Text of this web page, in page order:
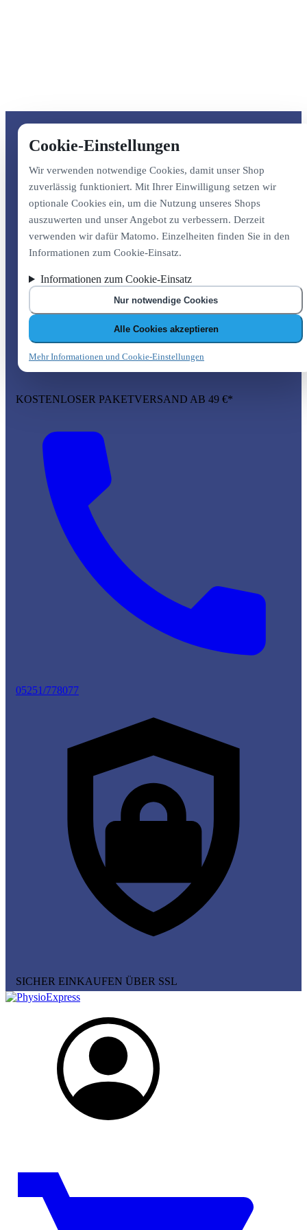
Cookie-Einstellungen
Wir verwenden notwendige Cookies, damit unser Shop
zuverlässig funktioniert. Mit Ihrer Einwilligung setzen wir
optionale Cookies ein, um die Nutzung unseres Shops
auszuwerten und unser Angebot zu verbessern. Derzeit
verwenden wir dafür Matomo. Einzelheiten finden Sie in den
Informationen zum Cookie-Einsatz.
Informationen zum Cookie-Einsatz
Nur notwendige Cookies
Alle Cookies akzeptieren
Mehr Informationen und Cookie-Einstellungen
KOSTENLOSER PAKETVERSAND AB 49 €*
05251/778077
SICHER EINKAUFEN ÜBER SSL